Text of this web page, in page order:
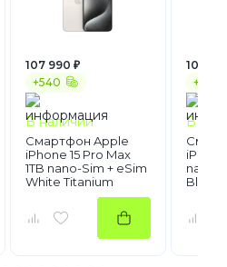
+540
107 990 ₽
В наличии
Смартфон Apple
iPhone 15 Pro Max
1TB nano-Sim + eSim
White Titanium
+530
105
В
iPhone
nano-
Blue